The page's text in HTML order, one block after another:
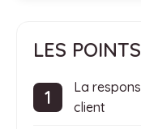
LES
La
client